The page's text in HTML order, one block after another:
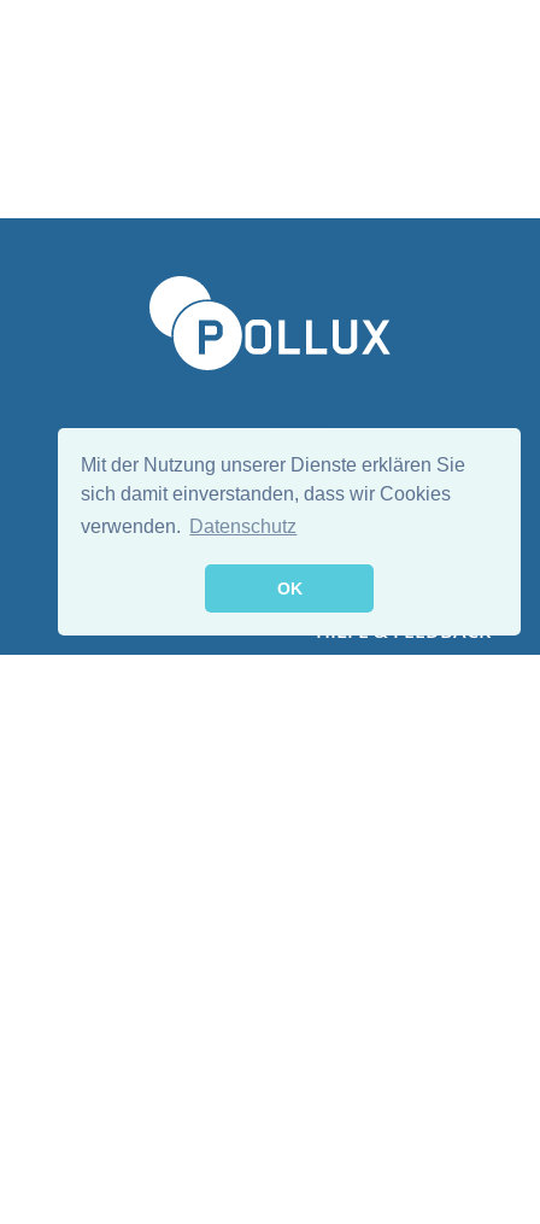
Mit der Nutzung unserer Dienste erklären Sie
sich damit einverstanden, dass wir Cookies
verwenden.
Datenschutz
OK
HILFE & FEEDBACK
EN